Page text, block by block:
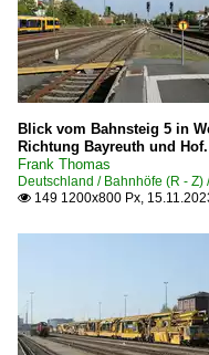
Blick vom Bahnsteig 5 in
Richtung Bayreuth und Hof.
Frank Thomas
Deutschland / Bahnhöfe (R - Z)
 149 1200x800 Px,